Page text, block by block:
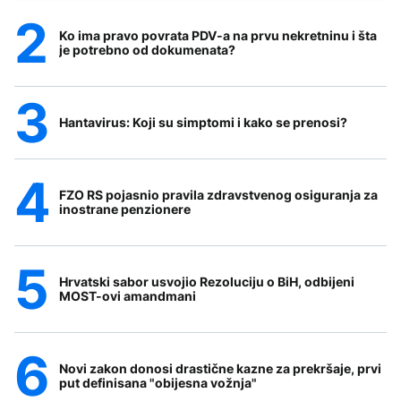
Ko ima pravo povrata PDV-a na prvu nekretninu i šta
je potrebno od dokumenata?
Hantavirus: Koji su simptomi i kako se prenosi?
FZO RS pojasnio pravila zdravstvenog osiguranja za
inostrane penzionere
Hrvatski sabor usvojio Rezoluciju o BiH, odbijeni
MOST-ovi amandmani
Novi zakon donosi drastične kazne za prekršaje, prvi
put definisana "obijesna vožnja"